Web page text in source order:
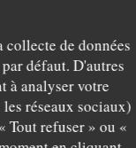
de données
défaut. D'autres
à analyser votre
réseaux sociaux)
Tout refuser » ou «